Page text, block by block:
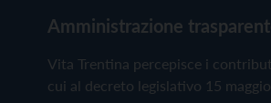
Amministrazione
Vita Trentina percepisce i
cui al decreto legislativo 15